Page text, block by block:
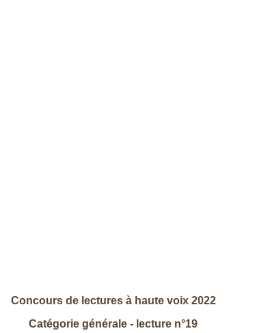
Concours de lectures à haute voix 2022
Catégorie générale - lecture n°19